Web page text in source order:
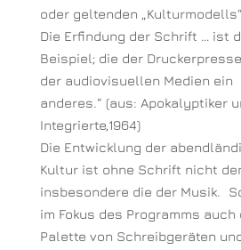
oder geltenden
Die Erfindung der Schrift … ist
Beispiel; die der
der audiovisuellen Medien ein
anderes.“ (aus: Apokalyptiker
Integrierte,1964)
Die Entwicklung der
Kultur ist ohne Schrift nicht
insbesondere die der Musik.
im Fokus des Programms auch
Palette von Schreibgeräten